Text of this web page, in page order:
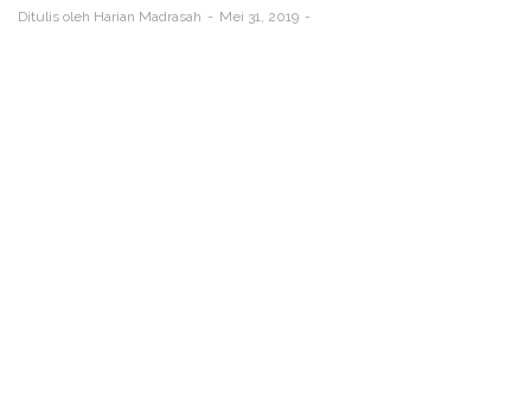
Ditulis oleh Harian Madrasah Mei 31, 2019